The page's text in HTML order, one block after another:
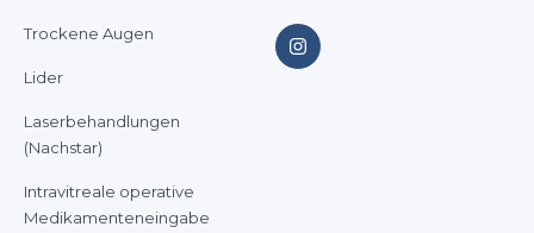
Trockene Augen
Lider
Laserbehandlungen
(Nachstar)
Intravitreale operative
Medikamenteneingabe